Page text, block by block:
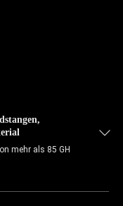
mehr als 85 GH